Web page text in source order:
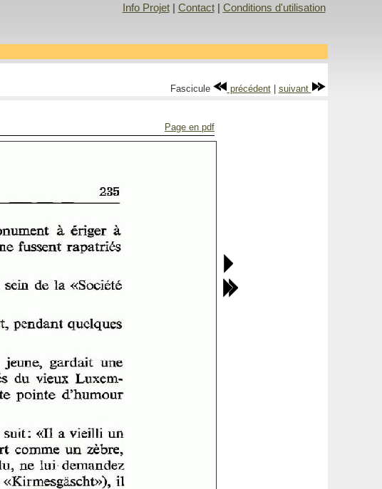
Info Projet| Contact| Conditions d'utilisation
Fascicule précédent| suivant
Page en pdf